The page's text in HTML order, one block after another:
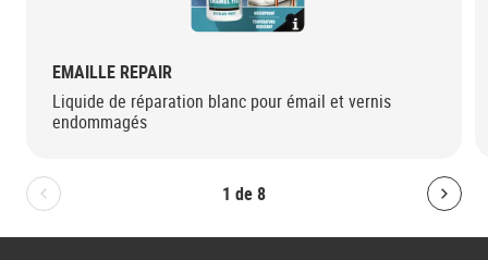
1 de8
Bolton.General.PreviousSlide
EMAILLE REPAIR
Liquide de réparation blanc pour émail et vernis
endommagés